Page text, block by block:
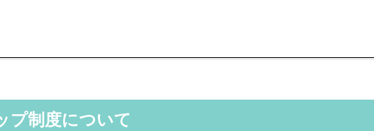
プ制度について